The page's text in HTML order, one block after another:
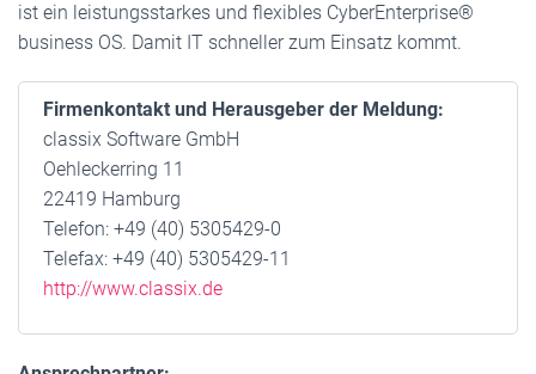
ist ein leistungsstarkes und flexibles CyberEnterprise®
business OS. Damit IT schneller zum Einsatz kommt.
Firmenkontakt und Herausgeber der Meldung:
classix Software GmbH
Oehleckerring 11
22419 Hamburg
Telefon: +49 (40) 5305429-0
Telefax: +49 (40) 5305429-11
http://www.classix.de